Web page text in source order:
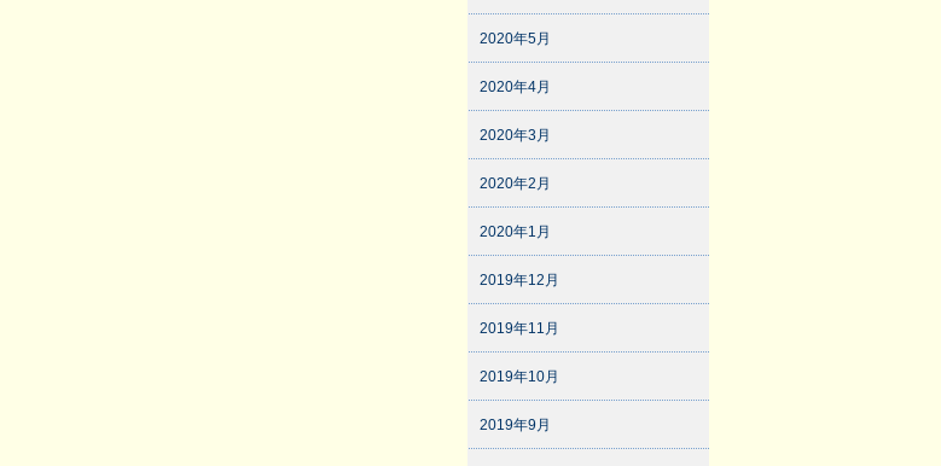
2020年5月
2020年4月
2020年3月
2020年2月
2020年1月
2019年12月
2019年11月
2019年10月
2019年9月